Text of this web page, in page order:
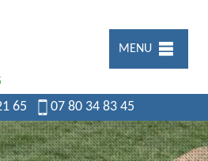
MENU
65 07 80 34 83 45